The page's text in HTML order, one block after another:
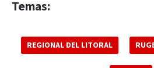
Temas:
REGIONAL DEL LITORAL